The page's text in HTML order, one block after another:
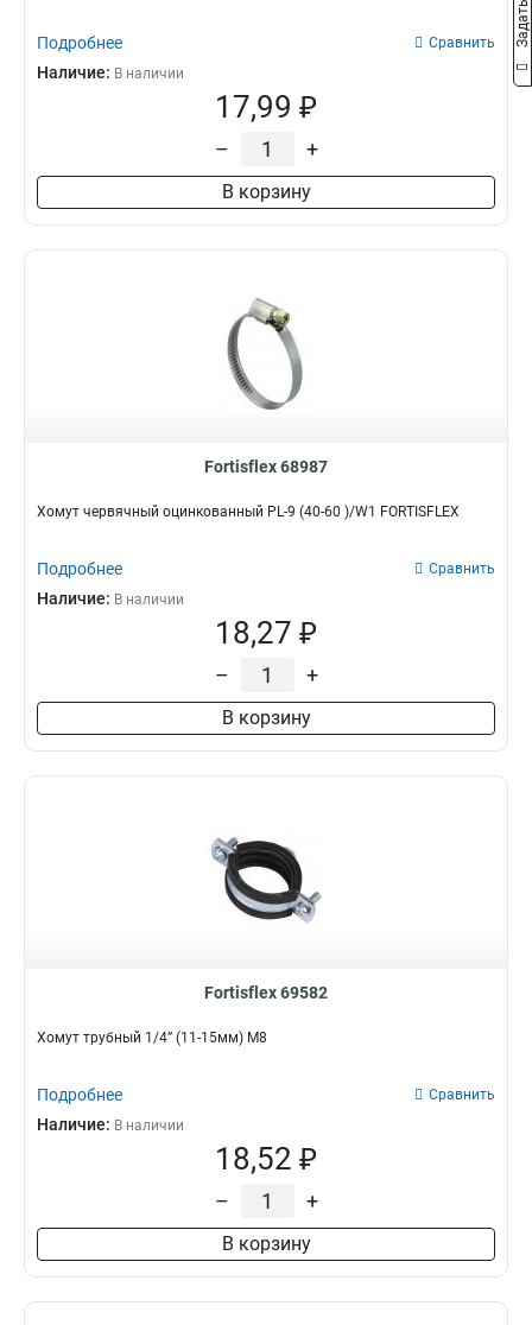
Подробнее Сравнить
Наличие: В наличии
17,99 ₽
– +
В корзину
Fortisflex 68987
Хомут червячный оцинкованный PL-9 (40-60 )/W1 FORTISFLEX
Подробнее Сравнить
Наличие: В наличии
18,27 ₽
– +
В корзину
Fortisflex 69582
Хомут трубный 1/4” (11-15мм) М8
Подробнее Сравнить
Наличие: В наличии
18,52 ₽
– +
В корзину